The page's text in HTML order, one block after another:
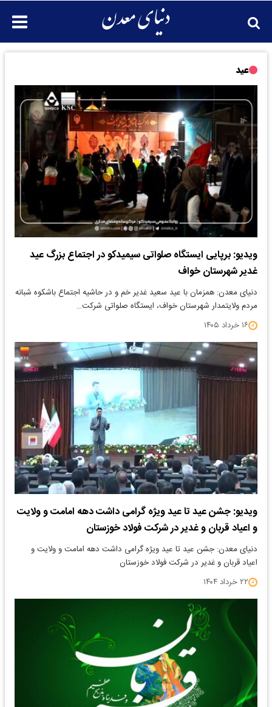
عید
ویدیو: برپایی ایستگاه صلواتی سیمیدکو در اجتماع بزرگ عید
غدیر شهرستان خواف
دنیای معدن: همزمان با عید سعید غدیر خم و در حاشیه اجتماع باشکوه شبانه
مردم ولایتمدار شهرستان خواف، ایستگاه صلواتی شرکت…
۱۶ خرداد ۱۴۰۵
ویدیو: جشن عید تا عید ویژه گرامی داشت دهه امامت و ولایت
و اعیاد قربان و غدیر در شرکت فولاد خوزستان
دنیای معدن: جشن عید تا عید ویژه گرامی داشت دهه امامت و ولایت و
اعیاد قربان و غدیر در شرکت فولاد خوزستان
۲۲ خرداد ۱۴۰۴